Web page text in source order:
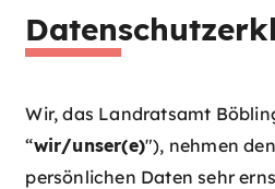
Wir, das Landratsamt
“wir/unser(e)"), nehmen
persönlichen Daten sehr